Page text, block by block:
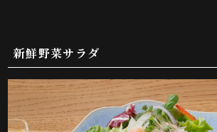
新鮮野菜サラダ